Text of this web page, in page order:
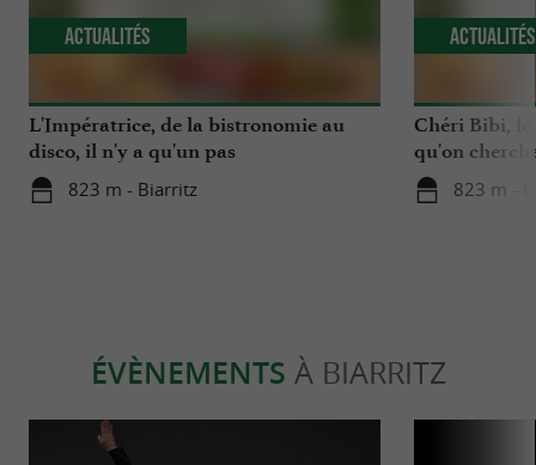
L'Impératrice, de la bistronomie au
disco, il n'y a qu'un pas
823 m - Biarritz
Actualités
Chéri Bibi,
qu'on
823 m -
Actualités
ÉVÈNEMENTS À BIARRITZ